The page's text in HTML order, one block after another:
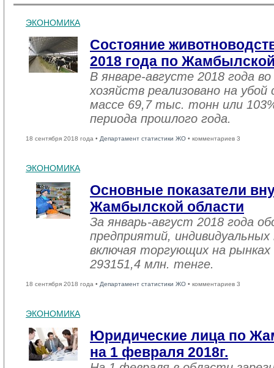
ЭКОНОМИКА
Состояние
2018 года по
В январе-августе 2018 года
хозяйств реализовано на
массе 69,7 тыс. тонн или
периода прошлого года.
18 сентября 2018 года • Департамент статистики ЖО • комментариев 3
ЭКОНОМИКА
Основные показатели
Жамбылской области
За январь-август 2018 года
предприятий,
включая торгующих на рынках
293151,4 млн. тенге.
18 сентября 2018 года • Департамент статистики ЖО • комментариев 3
ЭКОНОМИКА
Юридические лица по
на 1 февраля 2018г.